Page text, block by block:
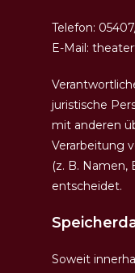
Telefon:
E-Mail:
juristische
mit anderen
Verarbeitung
(z. B. Namen,
entscheidet.
Soweit